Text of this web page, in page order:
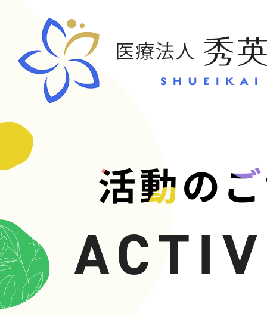
活動のお問い